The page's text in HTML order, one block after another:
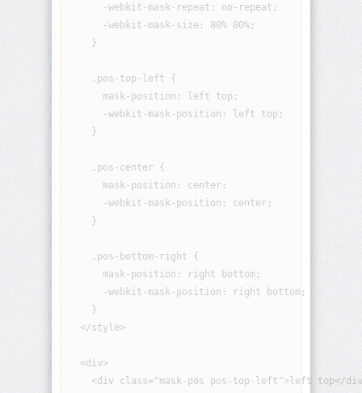
size
border
border-
block
border-
block-
color
border-
block-
end
border-
block-
end-
color
border-
block-
end-
style
      -webkit-mask-repeat: no-repeat;
      -webkit-mask-size: 80% 80%;
    }
    .pos-top-left {
      mask-position: left top;
      -webkit-mask-position: left top;
    }
    .pos-center {
      mask-position: center;
      -webkit-mask-position: center;
    }
    .pos-bottom-right {
      mask-position: right bottom;
      -webkit-mask-position: right bottom;
    }
  </style>
  <div>
<div class="mask-pos pos-top-left">left top</